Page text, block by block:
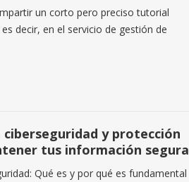
un corto pero preciso tutorial
decir, en el servicio de gestión de
y protección
tus información segura
Qué es y por qué es fundamental